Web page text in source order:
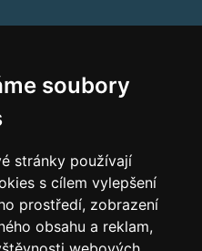
soubory
stránky používají
s cílem vylepšení
prostředí, zobrazení
obsahu a reklam,